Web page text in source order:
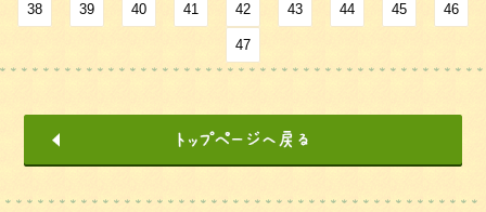
38 39 40 41 42 43 44 45 46
47